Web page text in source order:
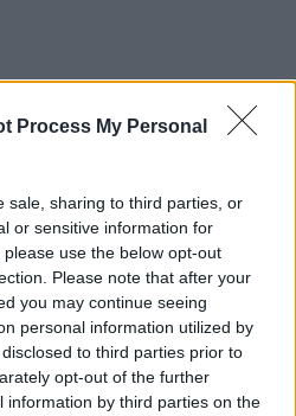
Process My Personal
sale, sharing to third parties, or
or sensitive information for
use the below opt-out
Please note that after your
you may continue seeing
personal information utilized by
to third parties prior to
opt-out of the further
information by third parties on the